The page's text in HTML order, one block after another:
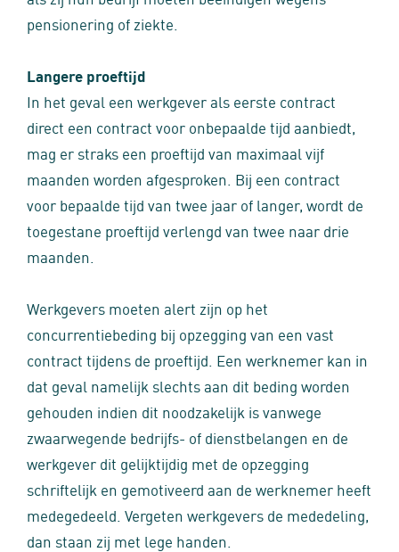
pensionering of ziekte.
Langere proeftijd
In het geval een werkgever als eerste contract
direct een contract voor onbepaalde tijd aanbiedt,
mag er straks een proeftijd van maximaal vijf
maanden worden afgesproken. Bij een contract
voor bepaalde tijd van twee jaar of langer, wordt de
toegestane proeftijd verlengd van twee naar drie
maanden.
Werkgevers moeten alert zijn op het
concurrentiebeding bij opzegging van een vast
contract tijdens de proeftijd. Een werknemer kan in
dat geval namelijk slechts aan dit beding worden
gehouden indien dit noodzakelijk is vanwege
zwaarwegende bedrijfs- of dienstbelangen en de
werkgever dit gelijktijdig met de opzegging
schriftelijk en gemotiveerd aan de werknemer heeft
medegedeeld. Vergeten werkgevers de mededeling,
dan staan zij met lege handen.